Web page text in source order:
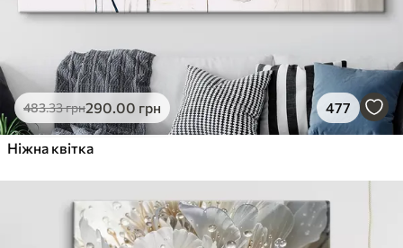
483.33грн290.00 грн 477
Ніжна квітка